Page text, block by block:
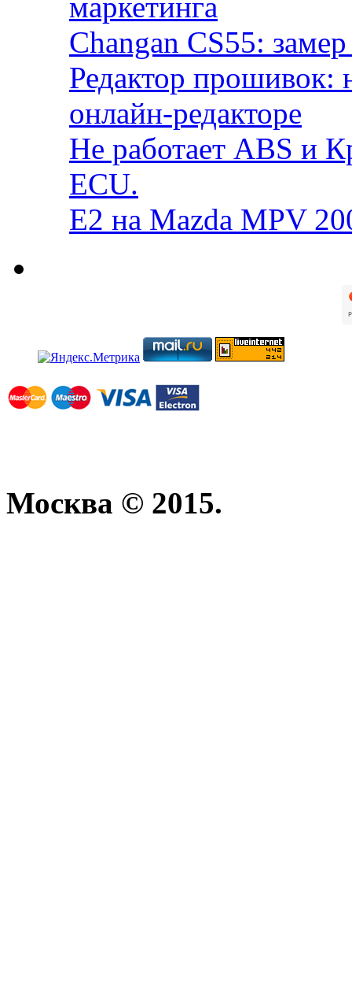
Changan CS55:
Редактор прошивок:
онлайн-редакторе
Не работает ABS и
ECU.
E2 на Mazda MPV
Москва © 2015.